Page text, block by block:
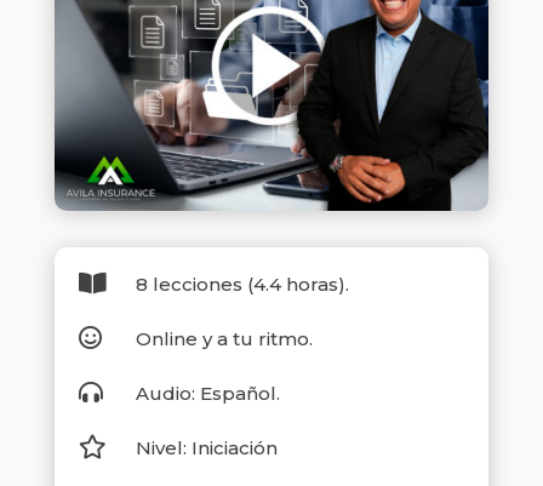
 8 lecciones (4.4 horas).
 Online y a tu ritmo.
 Audio: Español.
 Nivel: Iniciación